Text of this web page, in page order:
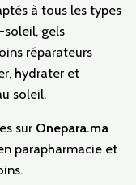
à tous les types
soleil, gels
réparateurs
hydrater et
soleil.
sur Onepara.ma
parapharmacie et